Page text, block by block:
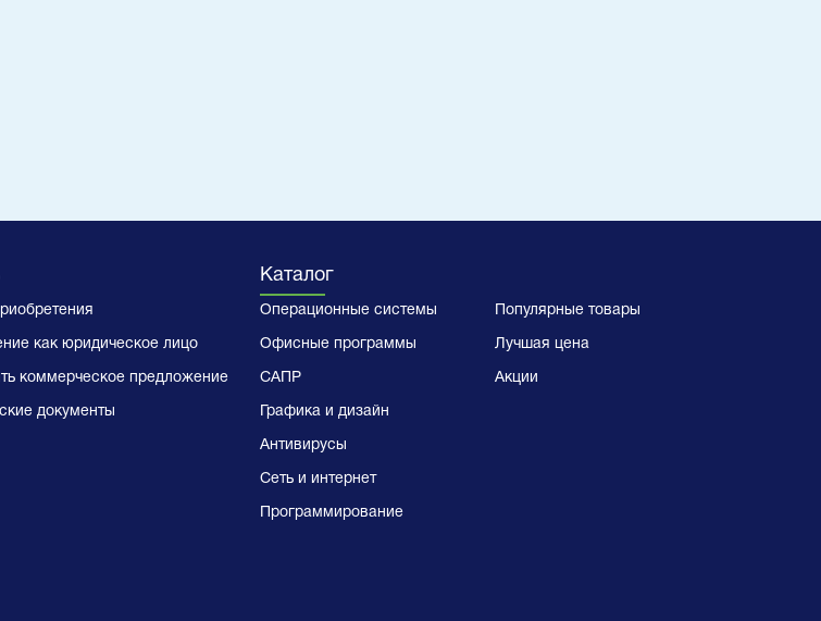
как юридическое лицо
коммерческое предложение
документы
Каталог
Операционные системы
Офисные программы
САПР
Графика и дизайн
Антивирусы
Сеть и интернет
Программирование
Популярные товары
Лучшая цена
Акции